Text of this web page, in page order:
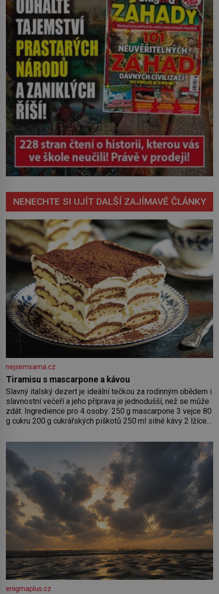
včetně pozdější rakoviny. O 70 let
později pravda o původu této mlhy
vychází najevo. Víme ale […]
NENECHTE SI UJÍT DALŠÍ ZAJÍMAVÉ ČLÁNKY
nejsemsama.cz
Tiramisu s mascarpone a kávou
Slavný italský dezert je ideální tečkou za rodinným obědem i
slavnostní večeří a jeho příprava je jednodušší, než se může
zdát. Ingredience pro 4 osoby: 250 g mascarpone 3 vejce 80
g cukru 200 g cukrářských piškotů 250 ml silné kávy 2 lžíce
bílků. Žloutky vyšlehejte s cukrem do světlé pěny a postupně
do nich vmíchejte mascarpone, aby vznikl hladký
enigmaplus.cz